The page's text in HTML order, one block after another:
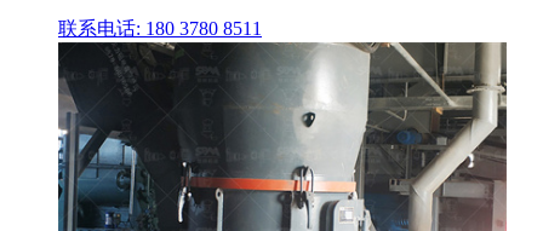
联系电话: 180 3780 8511